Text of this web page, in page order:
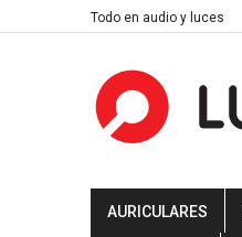
to
Todo en audio y luces
AURICULARES